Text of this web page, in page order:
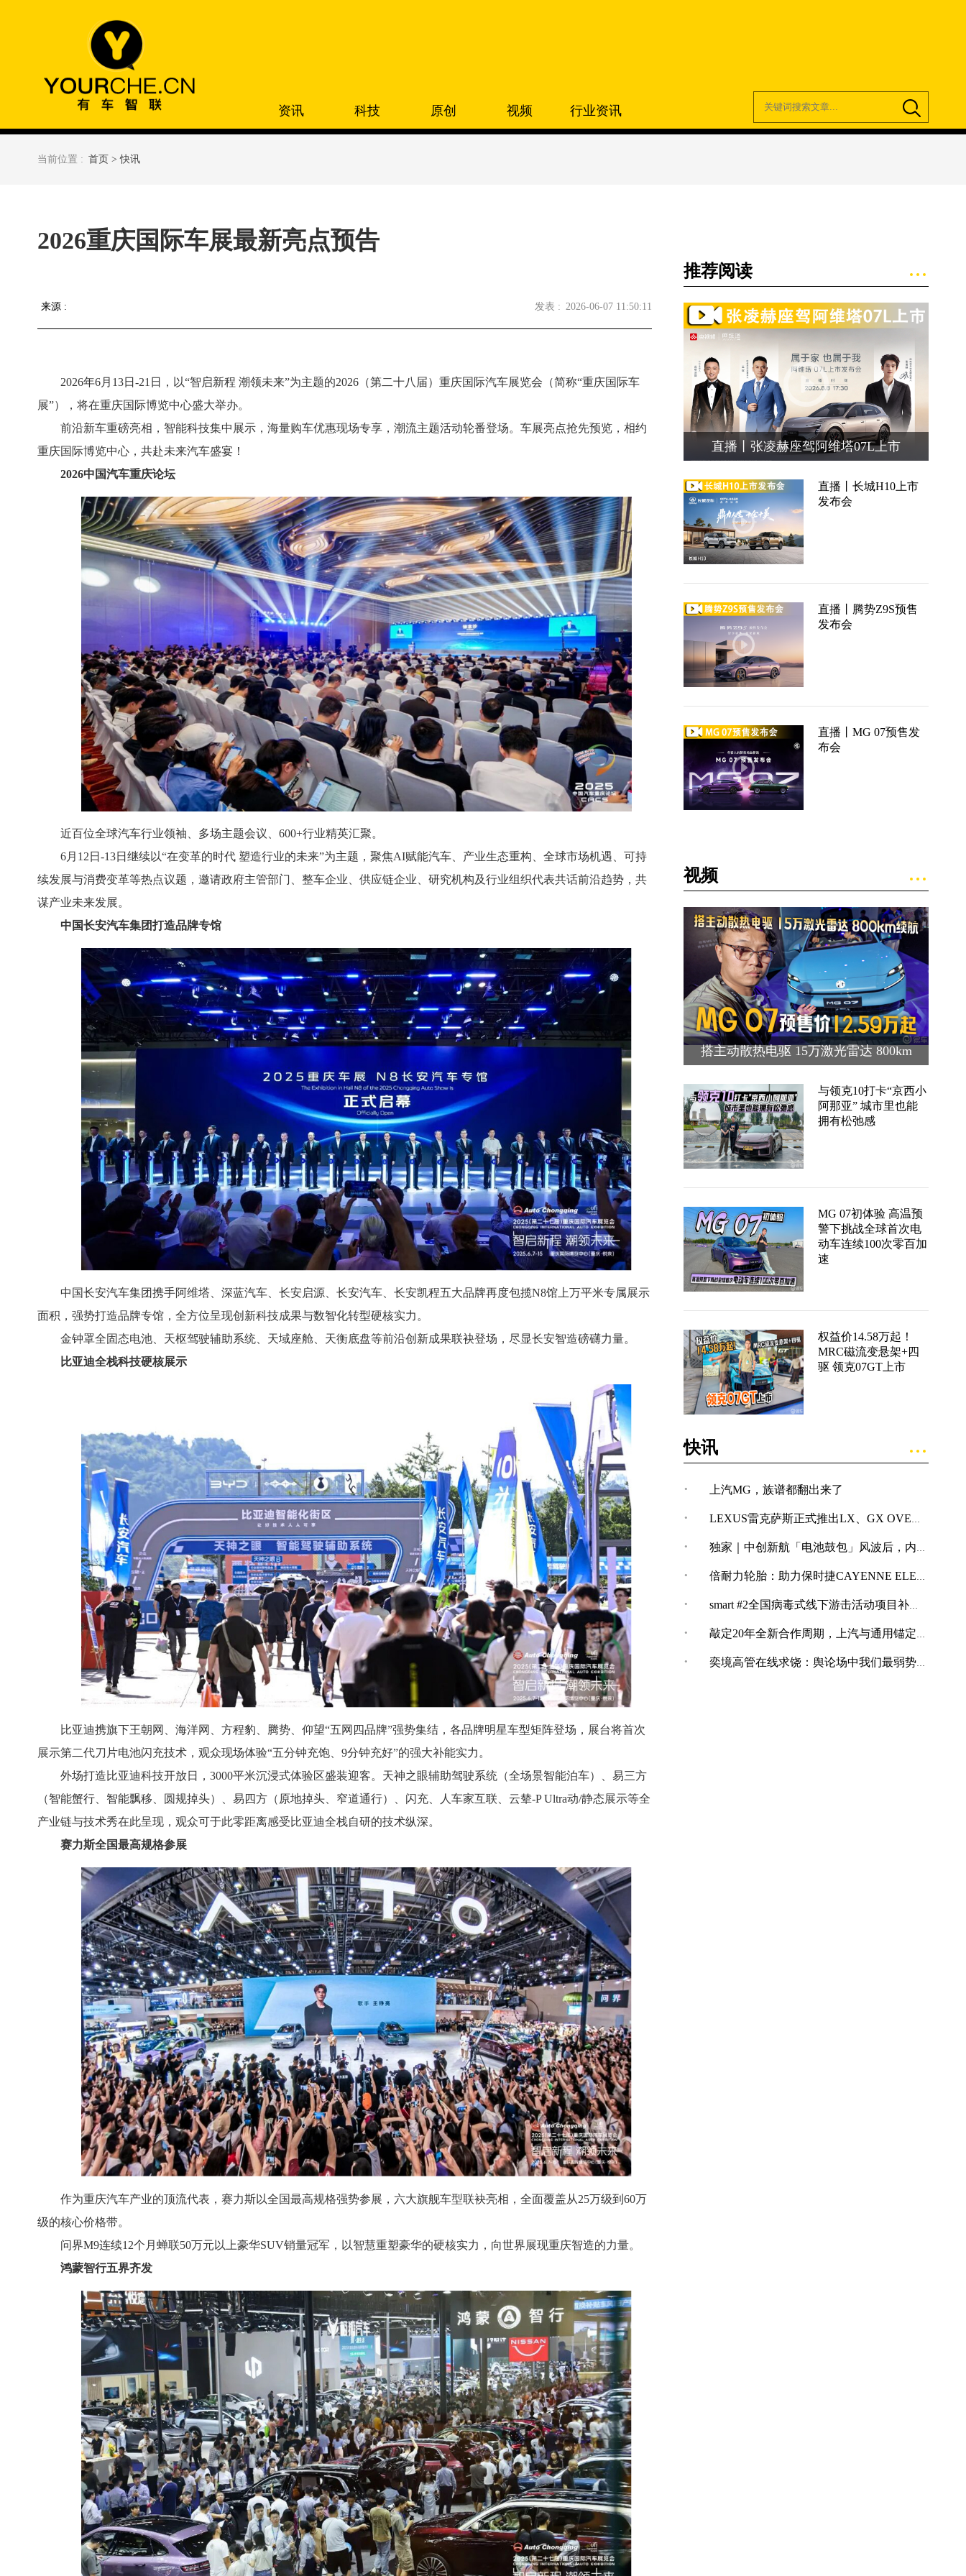
资讯 科技 原创 视频 行业资讯
当前位置 : 首页 >快讯
2026重庆国际车展最新亮点预告
来源 : 发表 : 2026-06-07 11:50:11
2026年6月13日-21日，以“智启新程 潮领未来”为主题的2026（第二十八届）重庆国际汽车展览会（简称“重庆国际车
展”），将在重庆国际博览中心盛大举办。
前沿新车重磅亮相，智能科技集中展示，海量购车优惠现场专享，潮流主题活动轮番登场。车展亮点抢先预览，相约
重庆国际博览中心，共赴未来汽车盛宴！
2026中国汽车重庆论坛
近百位全球汽车行业领袖、多场主题会议、600+行业精英汇聚。
6月12日-13日继续以“在变革的时代 塑造行业的未来”为主题，聚焦AI赋能汽车、产业生态重构、全球市场机遇、可持
续发展与消费变革等热点议题，邀请政府主管部门、整车企业、供应链企业、研究机构及行业组织代表共话前沿趋势，共
谋产业未来发展。
中国长安汽车集团打造品牌专馆
中国长安汽车集团携手阿维塔、深蓝汽车、长安启源、长安汽车、长安凯程五大品牌再度包揽N8馆上万平米专属展示
面积，强势打造品牌专馆，全方位呈现创新科技成果与数智化转型硬核实力。
金钟罩全固态电池、天枢驾驶辅助系统、天域座舱、天衡底盘等前沿创新成果联袂登场，尽显长安智造磅礴力量。
比亚迪全栈科技硬核展示
比亚迪携旗下王朝网、海洋网、方程豹、腾势、仰望“五网四品牌”强势集结，各品牌明星车型矩阵登场，展台将首次
展示第二代刀片电池闪充技术，观众现场体验“五分钟充饱、9分钟充好”的强大补能实力。
外场打造比亚迪科技开放日，3000平米沉浸式体验区盛装迎客。天神之眼辅助驾驶系统（全场景智能泊车）、易三方
（智能蟹行、智能飘移、圆规掉头）、易四方（原地掉头、窄道通行）、闪充、人车家互联、云辇-P Ultra动/静态展示等全
产业链与技术秀在此呈现，观众可于此零距离感受比亚迪全栈自研的技术纵深。
赛力斯全国最高规格参展
作为重庆汽车产业的顶流代表，赛力斯以全国最高规格强势参展，六大旗舰车型联袂亮相，全面覆盖从25万级到60万
级的核心价格带。
问界M9连续12个月蝉联50万元以上豪华SUV销量冠军，以智慧重塑豪华的硬核实力，向世界展现重庆智造的力量。
鸿蒙智行五界齐发
推荐阅读
直播丨张凌赫座驾阿维塔07L上市
直播丨长城H10上市
发布会
直播丨腾势Z9S预售
发布会
直播丨MG 07预售发
布会
视频
搭主动散热电驱 15万激光雷达 800km
与领克10打卡“京西小
阿那亚” 城市里也能
拥有松弛感
MG 07初体验 高温预
警下挑战全球首次电
动车连续100次零百加
速
权益价14.58万起！
MRC磁流变悬架+四
驱 领克07GT上市
快讯
· 上汽MG，族谱都翻出来了
· LEXUS雷克萨斯正式推出LX、GX OVERTRAIL“黑马藏金版”车型
· 独家｜中创新航「电池鼓包」风波后，内部紧急开展技术改革
· 倍耐力轮胎：助力保时捷CAYENNE ELECTRIC创纪录加速表现
· smart #2全国病毒式线下游击活动项目补充公告
· 敲定20年全新合作周期，上汽与通用锚定“智电+全球化”合作新境
· 奕境高管在线求饶：舆论场中我们最弱势，打不还手骂不能还口